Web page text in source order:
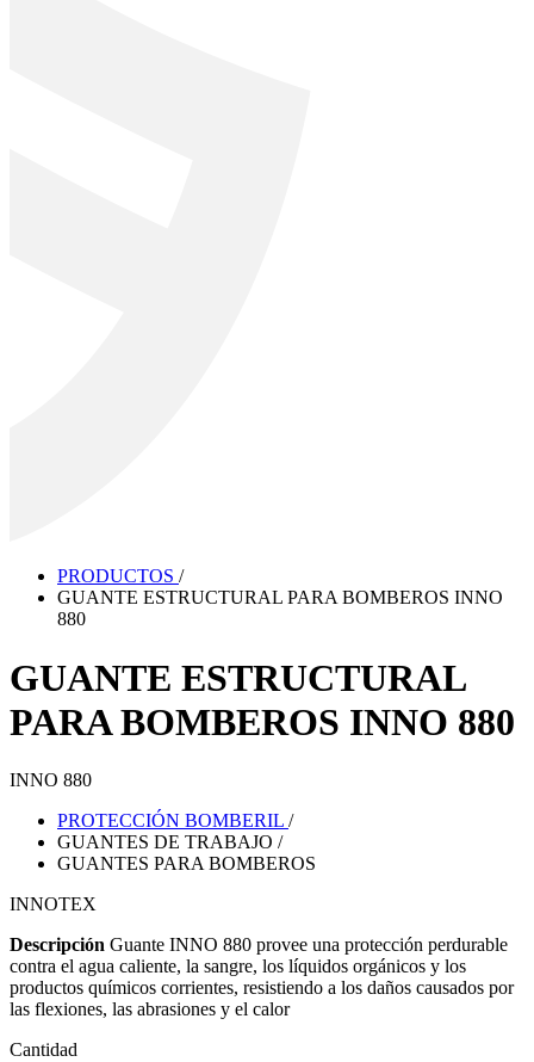
PRODUCTOS /
GUANTE ESTRUCTURAL PARA BOMBEROS INNO
880
GUANTE ESTRUCTURAL
PARA BOMBEROS INNO 880
INNO 880
PROTECCIÓN BOMBERIL /
GUANTES DE TRABAJO /
GUANTES PARA BOMBEROS
INNOTEX
Descripción Guante INNO 880 provee una protección perdurable
contra el agua caliente, la sangre, los líquidos orgánicos y los
productos químicos corrientes, resistiendo a los daños causados por
las flexiones, las abrasiones y el calor
Cantidad